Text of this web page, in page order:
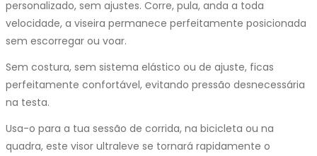
personalizado, sem ajustes. Corre, pula, anda a toda
velocidade, a viseira permanece perfeitamente posicionada
sem escorregar ou voar.
Sem costura, sem sistema elástico ou de ajuste, ficas
perfeitamente confortável, evitando pressão desnecessária
na testa.
Usa-o para a tua sessão de corrida, na bicicleta ou na
quadra, este visor ultraleve se tornará rapidamente o